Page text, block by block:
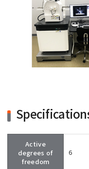
Active
degrees of
freedom
6